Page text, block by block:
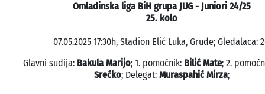
Omladinska liga BiH grupa JUG - Juniori 24/25
25. kolo
07.05.2025 17:30h, Stadion Elić Luka, Grude; Gledalaca:
Glavni sudija: Bakula Marijo; 1. pomoćnik: Bilić Mate; 2.
Srećko; Delegat: Muraspahić Mirza;